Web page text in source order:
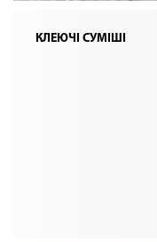
КЛЕЮЧІ СУМІШІ